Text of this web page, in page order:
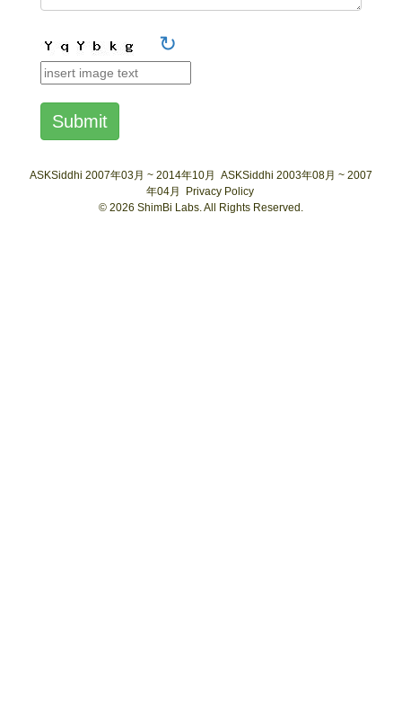
↻
Submit
ASKSiddhi 2007年03月 ~ 2014年10月
ASKSiddhi 2003年08月 ~ 2007
年04月
Privacy Policy
© 2026 ShimBi Labs. All Rights Reserved.